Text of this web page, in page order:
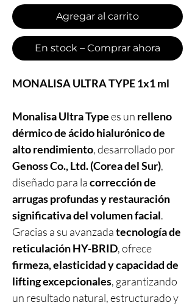
Agregar al carrito
En stock – Comprar ahora
MONALISA ULTRA TYPE 1x1 ml
Monalisa Ultra Typees un relleno
dérmico de ácido hialurónico de
alto rendimiento, desarrollado por
Genoss Co., Ltd. (Corea del Sur),
diseñado para lacorrección de
arrugas profundas y restauración
significativa del volumen facial.
Gracias a su avanzadatecnología de
reticulación HY-BRID, ofrece
firmeza, elasticidad y capacidad de
lifting excepcionales, garantizando
un resultado natural, estructurado y